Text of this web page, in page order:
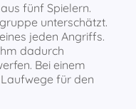
fünf Spielern.
unterschätzt.
jeden Angriffs.
dadurch
Bei einem
für den